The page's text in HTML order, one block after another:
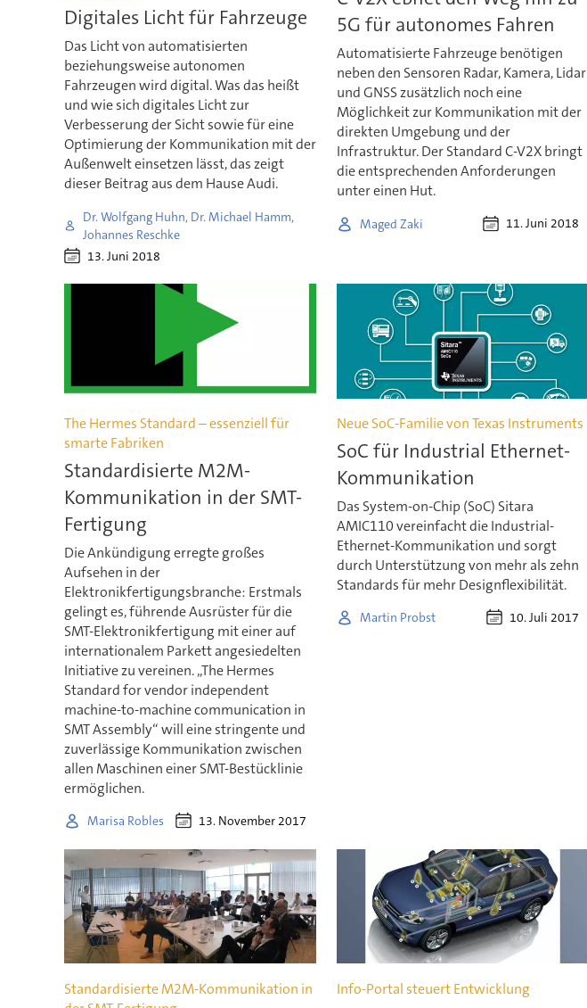
Digitales Licht für Fahrzeuge
Das Licht von automatisierten
beziehungsweise autonomen
Fahrzeugen wird digital. Was das heißt
und wie sich digitales Licht zur
Verbesserung der Sicht sowie für eine
Optimierung der Kommunikation mit der
Außenwelt einsetzen lässt, das zeigt
dieser Beitrag aus dem Hause Audi.
Dr. Wolfgang Huhn, Dr. Michael Hamm,
Johannes Reschke
13. Juni 2018
5G für autonomes Fahren
Automatisierte Fahrzeuge benötigen
neben den Sensoren Radar, Kamera, Lidar
und GNSS zusätzlich noch eine
Möglichkeit zur Kommunikation mit der
direkten Umgebung und der
Infrastruktur. Der Standard C-V2X bringt
die entsprechenden Anforderungen
unter einen Hut.
Maged Zaki 11. Juni 2018
The Hermes Standard – essenziell für
smarte Fabriken
Standardisierte M2M-
Kommunikation in der SMT-
Fertigung
Die Ankündigung erregte großes
Aufsehen in der
Elektronikfertigungsbranche: Erstmals
gelingt es, führende Ausrüster für die
SMT-Elektronikfertigung mit einer auf
internationalem Parkett angesiedelten
Initiative zu vereinen. „The Hermes
Standard for vendor independent
machine-to-machine communication in
SMT Assembly“ will eine stringente und
zuverlässige Kommunikation zwischen
allen Maschinen einer SMT-Bestücklinie
ermöglichen.
Marisa Robles 13. November 2017
Neue SoC-Familie von Texas Instruments
SoC für Industrial Ethernet-
Kommunikation
Das System-on-Chip (SoC) Sitara
AMIC110 vereinfacht die Industrial-
Ethernet-Kommunikation und sorgt
durch Unterstützung von mehr als zehn
Standards für mehr Designflexibilität.
Martin Probst 10. Juli 2017
Standardisierte M2M-Kommunikation in
Info-Portal steuert Entwicklung